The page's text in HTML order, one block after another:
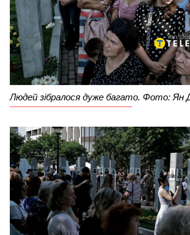
Людей зібралося дуже багато. Фото: Ян